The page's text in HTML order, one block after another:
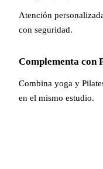
Atención
con seguridad.
Complementa con
Combina yoga y
en el mismo estudio.